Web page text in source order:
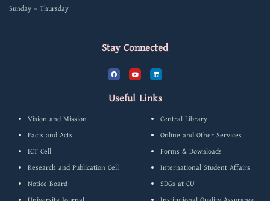
Sunday – Thursday
Stay Connected
F
a
c
b
o
Y
o
u
u
b
L
i
n
d
Useful Links
Vision and Mission
Facts and Acts
ICT Cell
Research and Publication Cell
Notice Board
Central Library
Online and Other Services
Forms & Downloads
International Student Affairs
SDGs at CU